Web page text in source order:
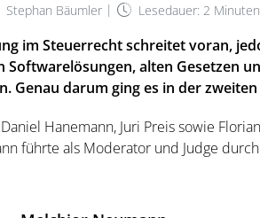
Stephan Bäumler | Lesedauer: 2
im Steuerrecht schreitet voran,
Softwarelösungen, alten Gesetzen
Genau darum ging es in der
Hanemann, Juri Preis sowie
führte als Moderator und Judge